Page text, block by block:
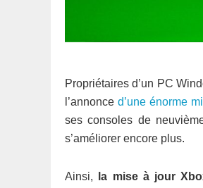
Propriétaires d’un PC
l’annonce d’une énorme
ses consoles de
s’améliorer encore plus.
Ainsi, la mise à jour